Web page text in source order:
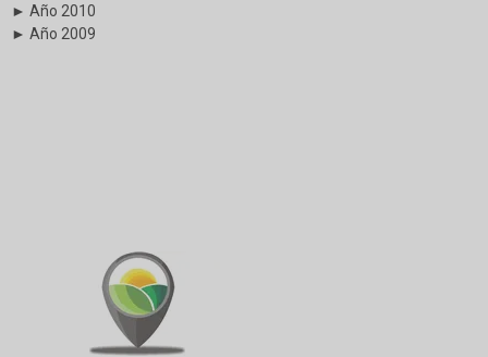
► Año 2010
► Año 2009